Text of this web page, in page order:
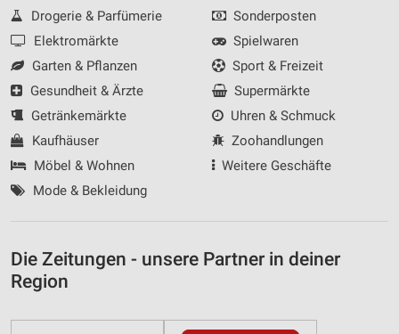
Drogerie & Parfümerie
Elektromärkte
Garten & Pflanzen
Gesundheit & Ärzte
Getränkemärkte
Kaufhäuser
Möbel & Wohnen
Mode & Bekleidung
Sonderposten
Spielwaren
Sport & Freizeit
Supermärkte
Uhren & Schmuck
Zoohandlungen
Weitere Geschäfte
Die Zeitungen - unsere Partner in deiner
Region